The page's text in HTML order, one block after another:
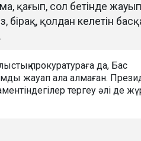
қағып, сол бетінде жауып
қолдан келетін
прокуратураға да, Бас
жауап ала алмаған.
тергеу әлі де